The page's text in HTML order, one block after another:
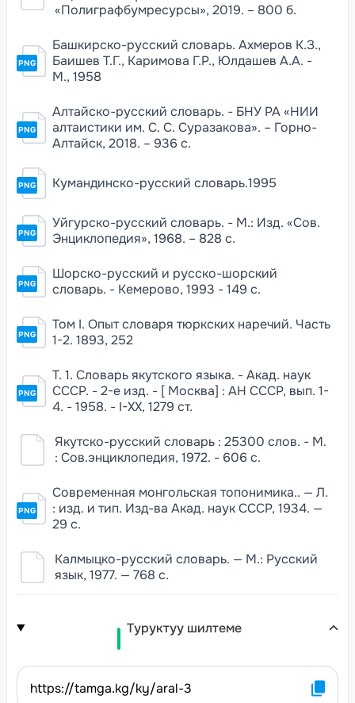
«Полиграфбумресурсы», 2019. – 800 б.
PNG
Башкирско-русский словарь. Ахмеров К.З.,
Баишев Т.Г., Каримова Г.Р., Юлдашев А.А. -
М., 1958
PNG
Алтайско-русский словарь. - БНУ РА «НИИ
алтаистики им. С. С. Суразакова». – Горно-
Алтайск, 2018. – 936 с.
PNG Кумандинско-русский словарь.1995
PNG
Уйгурско-русский словарь. - М.: Изд. «Сов.
Энциклопедия», 1968. – 828 с.
PNG
Шорско-русский и русско-шорский
словарь. - Кемерово, 1993 - 149 с.
PNG
Том I. Опыт словаря тюркских наречий. Часть
1-2. 1893, 252
PNG
Т. 1. Словарь якутского языка. - Акад. наук
СССР. - 2-е изд. - [ Москва] : АН СССР, вып. 1-
4. - 1958. - I-XX, 1279 ст.
Якутско-русский словарь : 25300 слов. - М.
: Сов.энциклопедия, 1972. - 606 с.
PNG
Современная монгольская топонимика.. — Л.
: изд. и тип. Изд-ва Акад. наук СССР, 1934. —
29 с.
Калмыцко-русский словарь. — М.: Русский
язык, 1977. — 768 с.
Туруктуу шилтеме
https://tamga.kg/ky/aral-3